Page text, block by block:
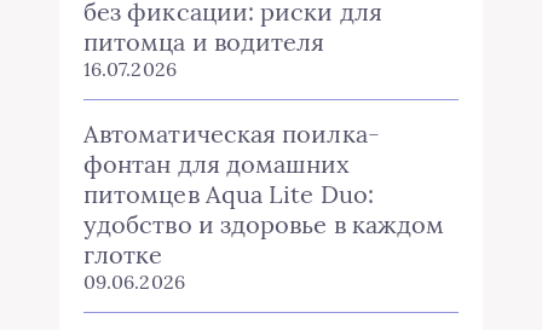
без фиксации: риски для
питомца и водителя
16.07.2026
Автоматическая поилка-
фонтан для домашних
питомцев Aqua Lite Duo:
удобство и здоровье в каждом
глотке
09.06.2026